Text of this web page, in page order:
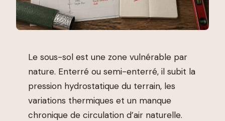
Le sous-sol est une zone vulnérable par
nature. Enterré ou semi-enterré, il subit la
pression hydrostatique du terrain, les
variations thermiques et un manque
chronique de circulation d’air naturelle.